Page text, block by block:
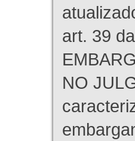
art. 39
NO